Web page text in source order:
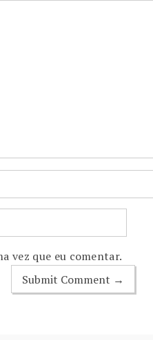
vez que eu comentar.